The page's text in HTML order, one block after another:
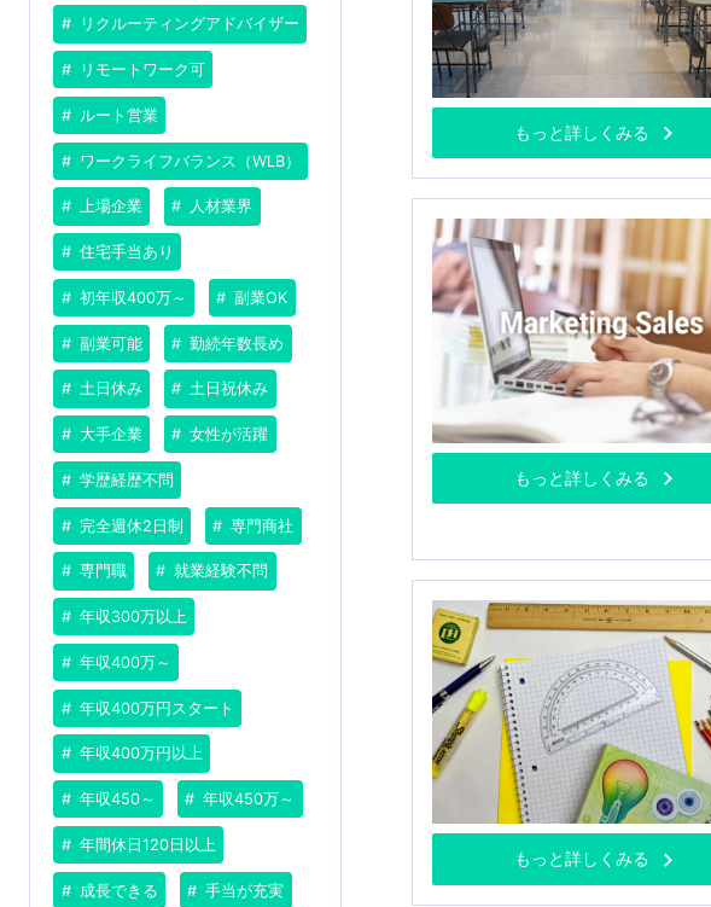
リクルーティングアドバイザー
リモートワーク可
ルート営業
ワークライフバランス（WLB）
上場企業 人材業界
住宅手当あり
初年収400万～ 副業OK
副業可能 勤続年数長め
土日休み 土日祝休み
大手企業 女性が活躍
学歴経歴不問
完全週休2日制 専門商社
専門職 就業経験不問
年収300万以上
年収400万～
年収400万円スタート
年収400万円以上
年収450～ 年収450万～
年間休日120日以上
成長できる 手当が充実
もっと詳しくみる
もっと詳しくみる
もっと詳しくみる